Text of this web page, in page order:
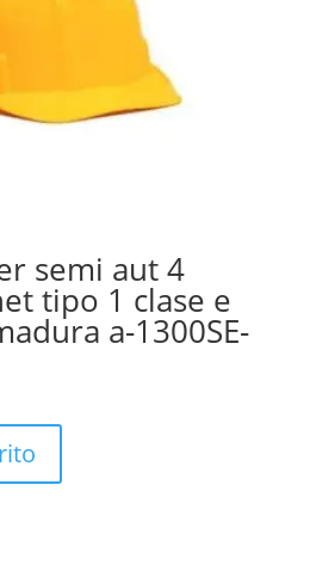
semi aut 4
tipo 1 clase e
a-1300SE-